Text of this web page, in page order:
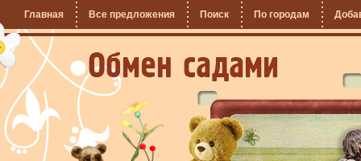
Главная Все предложения Поиск По городам